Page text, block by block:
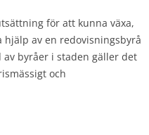
för att kunna växa,
av en redovisningsbyrå
byråer i staden gäller det
och